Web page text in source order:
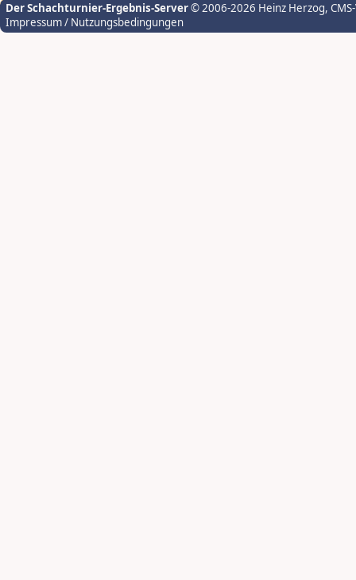
Der Schachturnier-Ergebnis-Server© 2006-2026 Heinz Herzog,
Impressum / Nutzungsbedingungen